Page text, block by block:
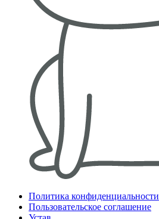
Политика конфиденциальности
Пользовательское соглашение